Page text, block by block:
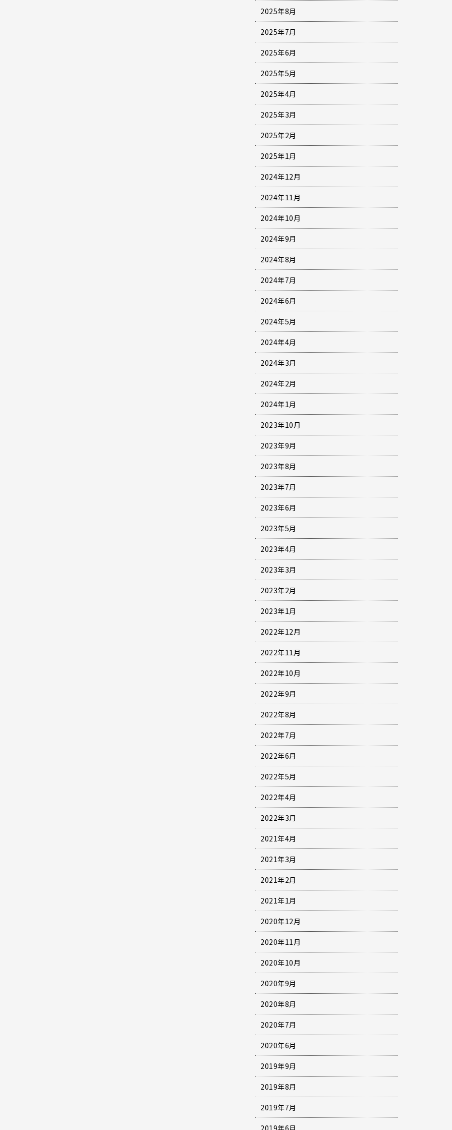
2025年8月
2025年7月
2025年6月
2025年5月
2025年4月
2025年3月
2025年2月
2025年1月
2024年12月
2024年11月
2024年10月
2024年9月
2024年8月
2024年7月
2024年6月
2024年5月
2024年4月
2024年3月
2024年2月
2024年1月
2023年10月
2023年9月
2023年8月
2023年7月
2023年6月
2023年5月
2023年4月
2023年3月
2023年2月
2023年1月
2022年12月
2022年11月
2022年10月
2022年9月
2022年8月
2022年7月
2022年6月
2022年5月
2022年4月
2022年3月
2021年4月
2021年3月
2021年2月
2021年1月
2020年12月
2020年11月
2020年10月
2020年9月
2020年8月
2020年7月
2020年6月
2019年9月
2019年8月
2019年7月
2019年6月